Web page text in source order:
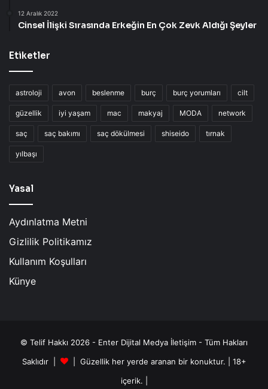
12 Aralık 2022
Cinsel İlişki Sırasında Erkeğin En Çok Zevk Aldığı Şeyler
Etiketler
astroloji avon beslenme burç burç yorumları cilt
güzellik iyi yaşam mac makyaj MODA network
saç saç bakımı saç dökülmesi shiseido tırnak
yılbaşı
Yasal
Aydınlatma Metni
Gizlilik Politikamız
Kullanım Koşulları
Künye
© Telif Hakkı 2026 - Enter Dijital Medya İletişim - Tüm Hakları
Saklıdır |
| Güzellik her yerde aranan bir konuktur. | 18+
içerik. |